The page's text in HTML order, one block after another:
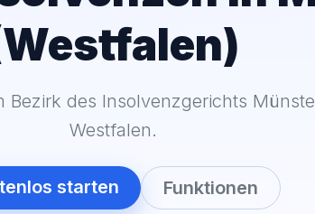
Bezirk des Insolvenzgerichts
Westfalen.
starten Funktionen